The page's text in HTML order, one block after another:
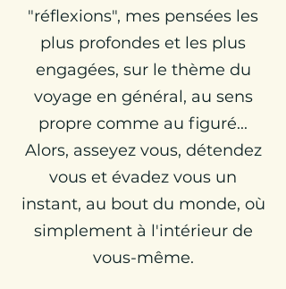
"réflexions", mes pensées les
plus profondes et les plus
engagées, sur le thème du
voyage en général, au sens
propre comme au figuré...
Alors, asseyez vous, détendez
vous et évadez vous un
instant, au bout du monde, où
simplement à l'intérieur de
vous-même.